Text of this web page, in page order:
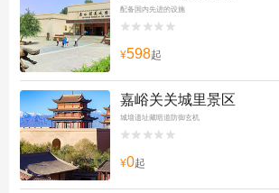
配备国内先进的设施


¥598起
嘉峪关关城里景区
城墙遗址藏暗道防御玄机


¥0起